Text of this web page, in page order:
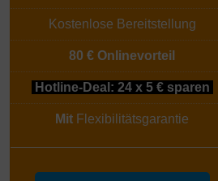
Kostenlose Bereitstellung
80 € Onlinevorteil
Hotline-Deal: 24 x 5 € sparen
Mit Flexibilitätsgarantie